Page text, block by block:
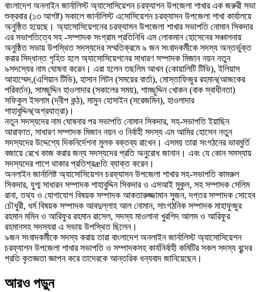
বাংলাদেশ অনলাইন জার্নালিস্ট অ্যাসোসিয়েশন চরফ্যাশন উপজেলা শাখার এক জরুরী সভা
শুক্রবার (১৩ আগষ্ট) সকালে জার্নালিস্ট এসোসিয়েশন চরফ্যাসন উপজেলা শাখা কার্যালয়ে
অনুষ্ঠিত হয়েছে। অ্যাসোসিয়েশনের চরফ্যাসন উপজেলা শাখার সভাপতি নোমান সিকদার
এর সভাপতিত্বে সহ -সম্পাদক সংগ্রাম প্রতিনিধি এম লোকমান হোসেনের সঞ্চালনায়
অনুষ্ঠিত সভায় উপস্থিত সদস্যদের সম্মতিক্রমে ৯ জন সংবাদকর্মীকে সদস্য অন্তর্ভুক্ত
করার সিদ্ধান্ত গৃহিত হলে অ্যাসোসিয়েশনের সাধারণ সম্পাদক মিজান নয়ন নতুন
৯সদস্যের নাম ঘোষনা করেন। এরা হলেন তছলিম আখন (কোয়ালিটি টিভি), ইলিয়াস
আহাম্মেদ,(এশিয়ান টিভি), হাসান লিটন (সময়ের বার্তা), মোস্তাফিজুর রহমান(আজকের
পরিবর্তন), সামছুদ্দিন হাওলাদার (সকালের সময়), শামছুদ্দিন খোকন (বাক স্বাধীনতা)
সফিকুল ইসলাম (দ্বীপ কন্ঠ), মামুন হোসাইন (সরেজমিন), হাওলাদার
শাহাবুদ্দিন(অগ্রযাত্রা)।
নতুন সদস্যদের নাম ঘোষনার পর সভাপতি নোমান সিকদার, সহ-সভাপতি ইয়াছিন
আরাফাত, সাধারণ সম্পাদক মিজান নয়ন ও নির্বাহী সদস্য এম আমির হোসেন নতুন
সদস্যদের উদ্দেশ্যে দিকনির্দেশনা মুলক বক্তব্য রাখেন। এসময় তারা সংগঠনের ভাবমুর্তি
বজায়ে রেখে কাজ করার জন্য সদস্যদের প্রতি অনুরোধ জানান। এবং যে কোন সমস্যায়
সদস্যদের পাশে থাকার প্রতিশ্রæতি ব্যাক্ত করেন।
অনলাইন জার্নালিষ্ট অ্যাসোসিয়েশন চরফ্যাসন উপজেলা শাখার সহ-সভাপতি কামরুল
সিকদার, যুগ্ম সাধারন সম্পাদক শাহাবুদ্দিন সিকদার ও এসআই মুকুল, সহ সম্পাদক সেলিম
রানা, তথ্য ও যোগাযোগ বিষয়ক সম্পাদক আকতারুজ্জামান সুজন, দপ্তর সম্পাদক সোহেব
চৌধুরী, ধর্ম বিষয়ক সম্পাদক আবদুল্লাহ আল নোমান, সাংগঠনিক সম্পাদক মাহাফুজুর
রহমান মমিন ও আরিফুর রহমান রাসেল, সদস্য মাওলানা খুরশিদ আলম ও আরিফুর
রহমানসহ সদস্যরা এ সভায় উপস্থিত ছিলেন।
৯জন সংবাদকর্মীকে সদস্য করায় তারা বাংলাদেশ অনলাইন জার্নালিস্ট অ্যাসোসিয়েশন
চরফ্যাশন উপজেলা শাখার সভাপতি ও সম্পাদকসহ কার্যনির্বাহী কমিটির সকল সদস্য বৃন্দের
প্রতি কৃতজ্ঞতা জ্ঞাপন করে তাদেরকে আন্তরিক ধন্যবাদ জানিয়েছেন।
আরও পড়ুন